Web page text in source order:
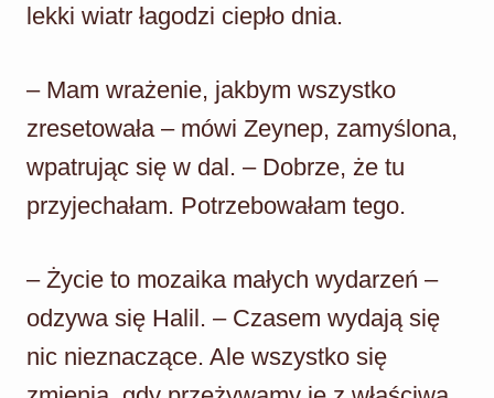
lekki wiatr łagodzi ciepło dnia.
– Mam wrażenie, jakbym wszystko
zresetowała – mówi Zeynep, zamyślona,
wpatrując się w dal. – Dobrze, że tu
przyjechałam. Potrzebowałam tego.
– Życie to mozaika małych wydarzeń –
odzywa się Halil. – Czasem wydają się
nic nieznaczące. Ale wszystko się